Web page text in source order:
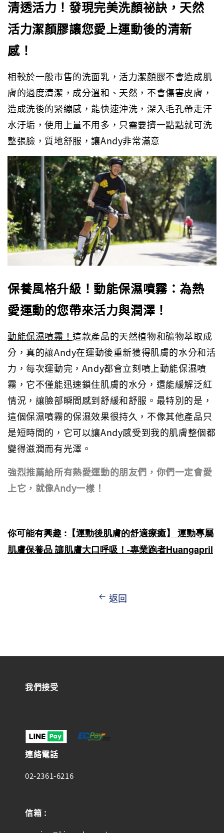
清透活力！發現完美洗顏祕訣，天然
活力潔顏膠讓您愛上運動後的清新
感！
相較於一般市售的洗面乳， 活力潔顏膠不會造成肌
膚的過度清潔，成分溫和、天然，不會傷害皮膚，
造成洗後的緊繃感，能快速沖洗，深入毛孔帶走汗
水汙垢，使用上量不用多，只需要擠一點點就可洗
整張臉，質地舒服，讓Andy非常滿意
保養風格升級！動能保濕噴霧：為熱
愛運動的您帶來活力與潤澤！
動能保濕噴霧！這款產品的天然植物和礦物萃取成
分，真的讓Andy在運動後重新獲得肌膚的水分和活
力，每次運動完，Andy都會立刻噴上動能保濕噴
霧，它不僅能迅速鎖住肌膚的水分，還能緩解泛紅
情況，讓臉部瞬間感到舒緩和舒服。最特別的是，
這個保濕噴霧的保濕效果很持久，不像其他產品只
是短時間的，它可以讓Andy感受到我的肌膚整個都
變得滋潤而有光澤。
強烈推薦給所有熱愛運動的朋友們，你們一定會愛
上它，就像Andy一樣！
你可能有興趣 : 【運動後肌膚的舒適療癒】 運動專屬
肌膚保養品 讓肌膚大口呼吸！-專業跑者Huangapril
返回
我們接受
連絡電話
02-2361-6216
信箱 :